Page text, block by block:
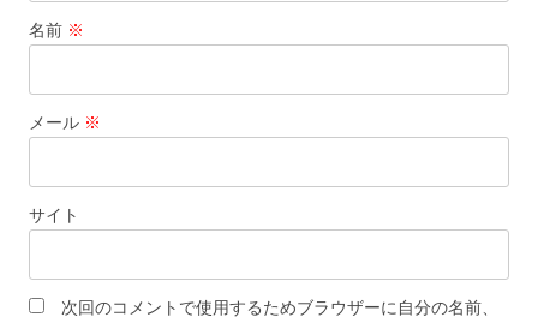
名前 ※
メール ※
サイト
次回のコメントで使用するためブラウザーに自分の名前、